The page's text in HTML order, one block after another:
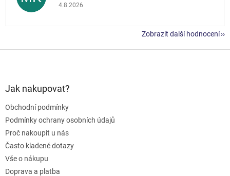
Hodnocení obchodu je 5 z 5 hvězdiček.
4.8.2026
Zobrazit další hodnocení
Jak nakupovat?
Obchodní podmínky
Podmínky ochrany osobních údajů
Proč nakoupit u nás
Často kladené dotazy
Vše o nákupu
Doprava a platba